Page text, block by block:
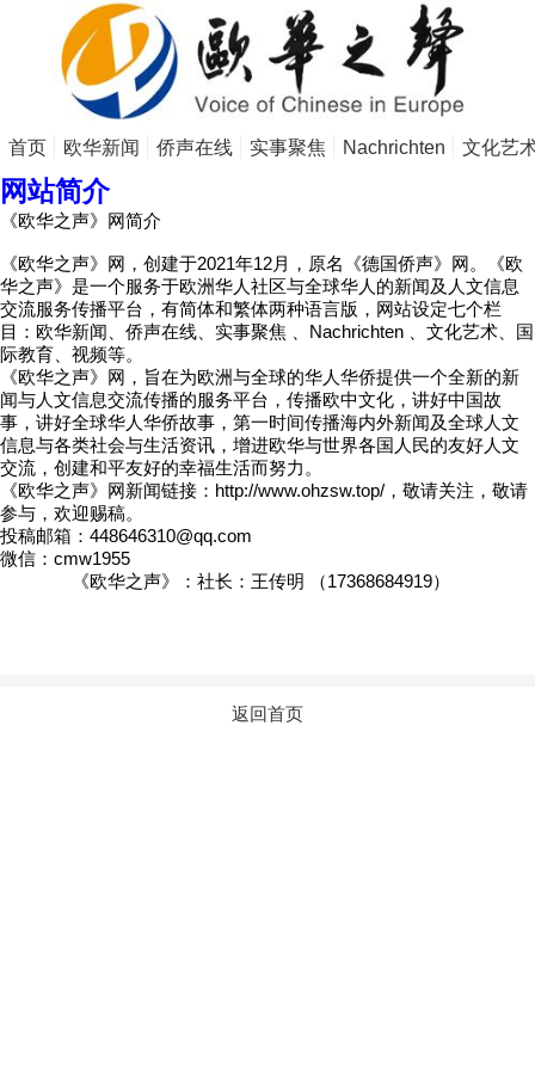
首页 欧华新闻 侨声在线 实事聚焦 Nachrichten 文化艺
网站简介
《欧华之声》网简介
《欧华之声》网，创建于2021年12月，原名《德国侨声》网。《欧
华之声》是一个服务于欧洲华人社区与全球华人的新闻及人文信息
交流服务传播平台，有简体和繁体两种语言版，网站设定七个栏
目：欧华新闻、侨声在线、实事聚焦 、Nachrichten 、文化艺术、国
际教育、视频等。
《欧华之声》网，旨在为欧洲与全球的华人华侨提供一个全新的新
闻与人文信息交流传播的服务平台，传播欧中文化，讲好中国故
事，讲好全球华人华侨故事，第一时间传播海内外新闻及全球人文
信息与各类社会与生活资讯，增进欧华与世界各国人民的友好人文
交流，创建和平友好的幸福生活而努力。
《欧华之声》网新闻链接：http://www.ohzsw.top/，敬请关注，敬请
参与，欢迎赐稿。
投稿邮箱：448646310@qq.com
微信：cmw1955
《欧华之声》：社长：王传明 （17368684919）
返回首页